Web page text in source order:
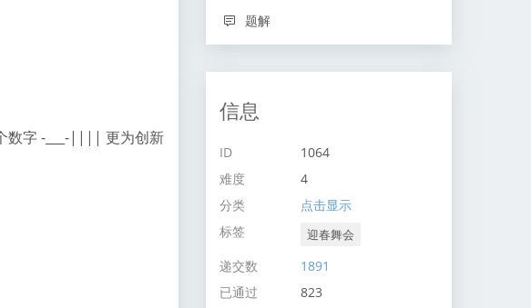
数字 -___-|||| 更为创新
题解
信息
ID
1064
难度
4
分类
点击显示
标签
迎春舞会
递交数
1891
已通过
823